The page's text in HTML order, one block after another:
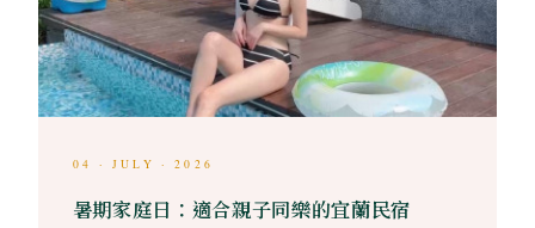
04 · JULY · 2026
暑期家庭日：適合親子同樂的宜蘭民宿